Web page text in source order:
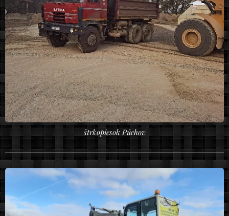
štrkopiesok Púchov